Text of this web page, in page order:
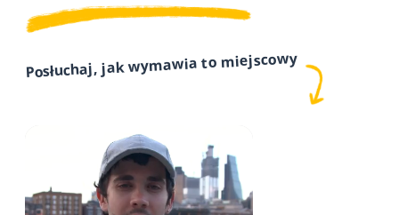
Posłuchaj, jak wymawia to miejscowy